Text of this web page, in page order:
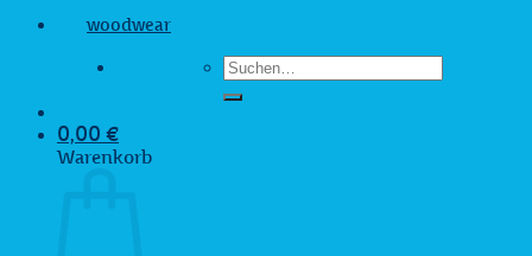
woodwear
Suchen
nach:
0,00 €
Warenkorb